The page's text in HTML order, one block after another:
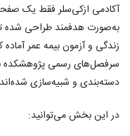
آکادمی ازکی‌سلر فقط یک
به‌صورت هدفمند طراحی شده
زندگی و آزمون بیمه عمر
سرفصل‌های رسمی پژوهشکده
دسته‌بندی و شبیه‌سازی
در این بخش می‌توانید: